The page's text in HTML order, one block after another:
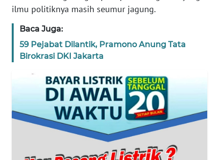
ilmu politiknya masih seumur jagung.
Baca Juga:
59 Pejabat Dilantik, Pramono Anung Tata
Birokrasi DKI Jakarta
BANTEN
WN
NTT
WN
WN
PAPUA
PAPUA